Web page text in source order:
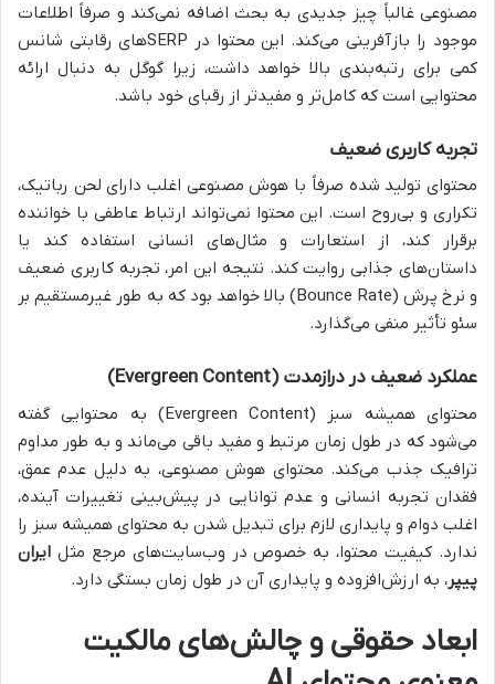
مصنوعی غالباً چیز جدیدی به بحث اضافه نمی‌کند و صرفاً اطلاعات
موجود را بازآفرینی می‌کند. این محتوا در SERPهای رقابتی شانس
کمی برای رتبه‌بندی بالا خواهد داشت، زیرا گوگل به دنبال ارائه
محتوایی است که کامل‌تر و مفیدتر از رقبای خود باشد.
تجربه کاربری ضعیف
محتوای تولید شده صرفاً با هوش مصنوعی اغلب دارای لحن رباتیک،
تکراری و بی‌روح است. این محتوا نمی‌تواند ارتباط عاطفی با خواننده
برقرار کند، از استعارات و مثال‌های انسانی استفاده کند یا
داستان‌های جذابی روایت کند. نتیجه این امر، تجربه کاربری ضعیف
و نرخ پرش (Bounce Rate) بالا خواهد بود که به طور غیرمستقیم بر
سئو تأثیر منفی می‌گذارد.
عملکرد ضعیف در درازمدت (Evergreen Content)
محتوای همیشه سبز (Evergreen Content) به محتوایی گفته
می‌شود که در طول زمان مرتبط و مفید باقی می‌ماند و به طور مداوم
ترافیک جذب می‌کند. محتوای هوش مصنوعی، به دلیل عدم عمق،
فقدان تجربه انسانی و عدم توانایی در پیش‌بینی تغییرات آینده،
اغلب دوام و پایداری لازم برای تبدیل شدن به محتوای همیشه سبز را
ندارد. کیفیت محتوا، به خصوص در وب‌سایت‌های مرجع مثل ایران
پیپر، به ارزش‌افزوده و پایداری آن در طول زمان بستگی دارد.
ابعاد حقوقی و چالش‌های مالکیت